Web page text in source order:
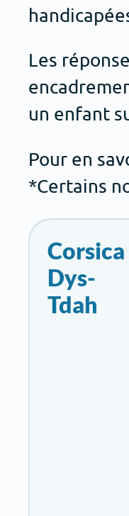
Les
un enfant
Pour en
*Certains
Corsica
Dys-
Tdah